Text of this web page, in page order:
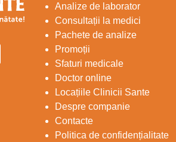
Analize de laborator
Consultații la medici
Pachete de analize
Promoții
Sfaturi medicale
Doctor online
Locațiile Clinicii Sante
Despre companie
Contacte
Politica de confidențialitate